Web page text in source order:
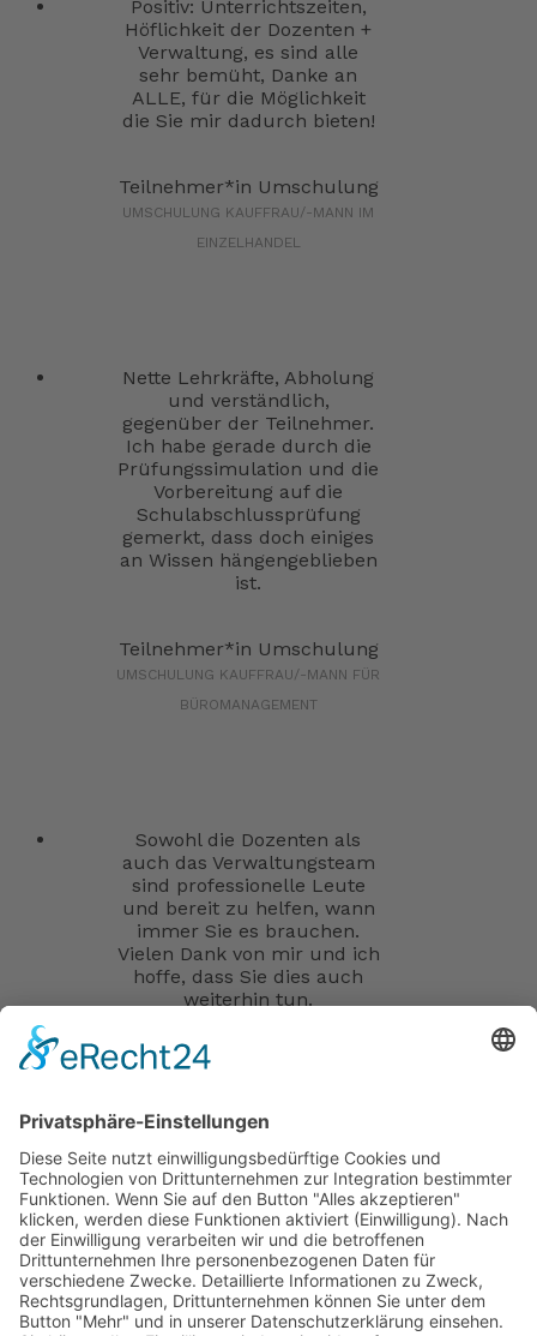
Positiv: Unterrichtszeiten,
Höflichkeit der Dozenten +
Verwaltung, es sind alle
sehr bemüht, Danke an
ALLE, für die Möglichkeit
die Sie mir dadurch bieten!
Teilnehmer*in Umschulung
UMSCHULUNG KAUFFRAU/-MANN IM
EINZELHANDEL
Nette Lehrkräfte, Abholung
und verständlich,
gegenüber der Teilnehmer.
Ich habe gerade durch die
Prüfungssimulation und die
Vorbereitung auf die
Schulabschlussprüfung
gemerkt, dass doch einiges
an Wissen hängengeblieben
ist.
Teilnehmer*in Umschulung
UMSCHULUNG KAUFFRAU/-MANN FÜR
BÜROMANAGEMENT
Sowohl die Dozenten als
auch das Verwaltungsteam
sind professionelle Leute
und bereit zu helfen, wann
immer Sie es brauchen.
Vielen Dank von mir und ich
hoffe, dass Sie dies auch
weiterhin tun.
Teilnehmer*in Umschulung
LAGERLOGISTIK